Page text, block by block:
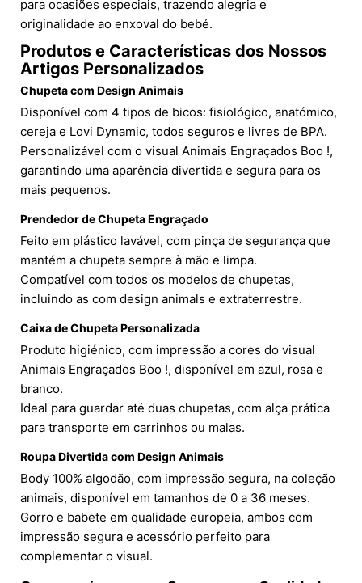
para ocasiões especiais, trazendo alegria e
originalidade ao enxoval do bebé.
Produtos e Características dos Nossos
Artigos Personalizados
Chupeta com Design Animais
Disponível com 4 tipos de bicos: fisiológico, anatómico,
cereja e Lovi Dynamic, todos seguros e livres de BPA.
Personalizável com o visual Animais Engraçados Boo !,
garantindo uma aparência divertida e segura para os
mais pequenos.
Prendedor de Chupeta Engraçado
Feito em plástico lavável, com pinça de segurança que
mantém a chupeta sempre à mão e limpa.
Compatível com todos os modelos de chupetas,
incluindo as com design animals e extraterrestre.
Caixa de Chupeta Personalizada
Produto higiénico, com impressão a cores do visual
Animais Engraçados Boo !, disponível em azul, rosa e
branco.
Ideal para guardar até duas chupetas, com alça prática
para transporte em carrinhos ou malas.
Roupa Divertida com Design Animais
Body 100% algodão, com impressão segura, na coleção
animais, disponível em tamanhos de 0 a 36 meses.
Gorro e babete em qualidade europeia, ambos com
impressão segura e acessório perfeito para
complementar o visual.